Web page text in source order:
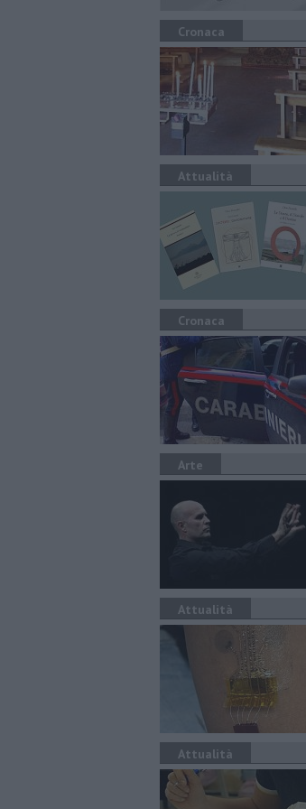
Cronaca
Attualità
Cronaca
Arte
Attualità
Attualità